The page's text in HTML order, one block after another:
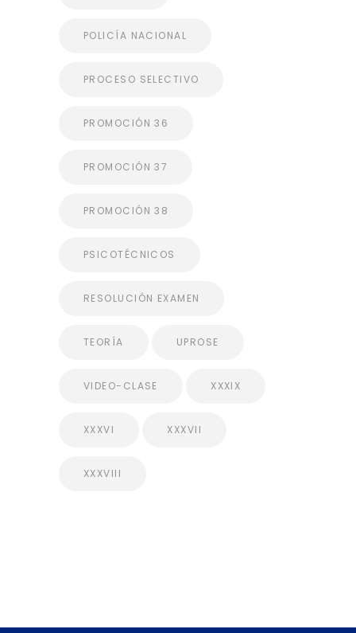
POLICÍA NACIONAL
PROCESO SELECTIVO
PROMOCIÓN 36
PROMOCIÓN 37
PROMOCIÓN 38
PSICOTÉCNICOS
RESOLUCIÓN EXAMEN
TEORÍA UPROSE
VIDEO-CLASE XXXIX
XXXVI XXXVII
XXXVIII